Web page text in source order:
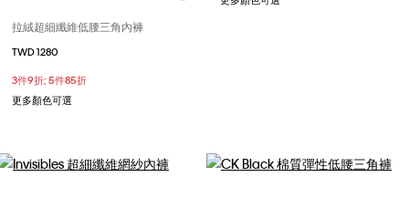
拉絨超細纖維低腰三角內褲
TWD 1280
3件9折; 5件85折
更多顏色可選